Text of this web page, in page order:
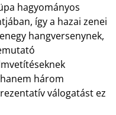
hagyományos
így a hazai zenei
hangversenynek,
három
válogatást ez